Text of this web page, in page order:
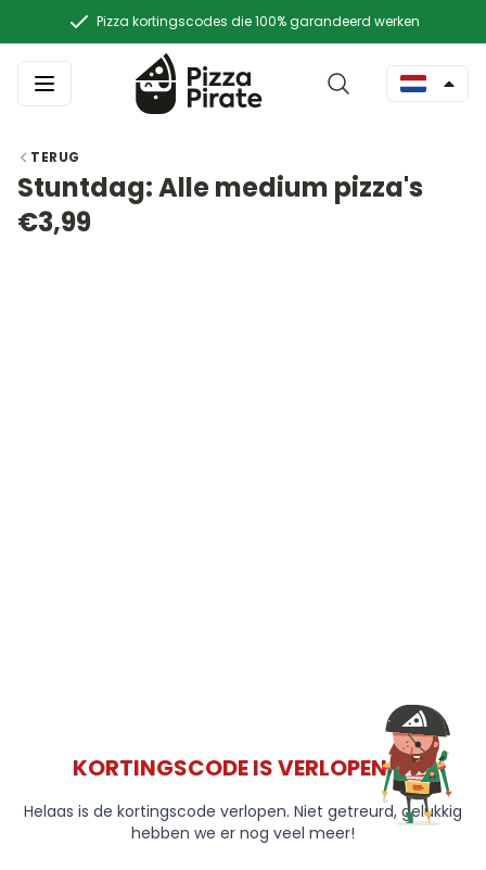
Pizza kortingscodes die 100% garandeerd werken
TERUG
Stuntdag: Alle medium pizza's
€3,99
KORTINGSCODE IS VERLOPEN 😞
Helaas is de kortingscode verlopen. Niet getreurd, gelukkig
hebben we er nog veel meer!